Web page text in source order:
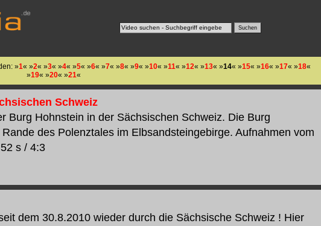
»1« »2« »3« »4« »5« »6« »7« »8« »9« »10« »11« »12« »13« »14« »15« »16« »17« »18«
»19« »20« »21«
Schweiz
Burg Hohnstein in der Sächsischen Schweiz. Die Burg
des Polenztales im Elbsandsteingebirge. Aufnahmen vom
s / 4:3
dem 30.8.2010 wieder durch die Sächsische Schweiz ! Hier